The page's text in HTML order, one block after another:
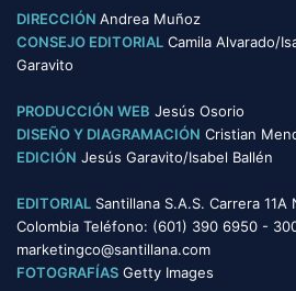
o
r
s
DIRECCIÓN Andrea Muñoz
CONSEJO EDITORIAL Camila Alvarado/
Garavito
PRODUCCIÓN WEB Jesús Osorio
DISEÑO Y DIAGRAMACIÓN Cristian
EDICIÓN Jesús Garavito/Isabel Ballén
EDITORIAL Santillana S.A.S. Carrera
Colombia Teléfono: (601) 390 6950 -
marketingco@santillana.com
FOTOGRAFÍAS Getty Images